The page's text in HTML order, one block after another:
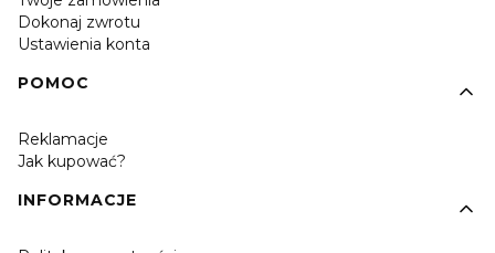
Dokonaj zwrotu
Ustawienia konta
POMOC
Reklamacje
Jak kupować?
INFORMACJE